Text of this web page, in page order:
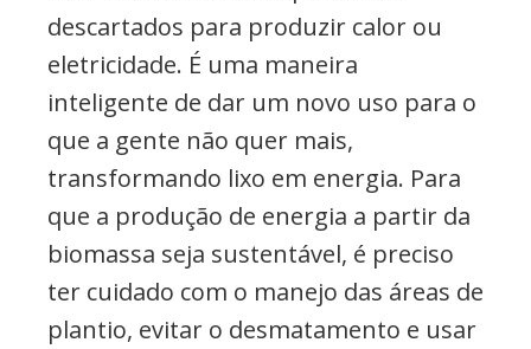
descartados para produzir calor ou
eletricidade. É uma maneira
inteligente de dar um novo uso para o
que a gente não quer mais,
transformando lixo em energia. Para
que a produção de energia a partir da
biomassa seja sustentável, é preciso
ter cuidado com o manejo das áreas de
plantio, evitar o desmatamento e usar